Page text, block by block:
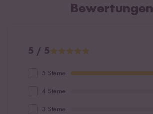
Bewertungen
5 / 5
5 Sterne
4 Sterne
3 Sterne